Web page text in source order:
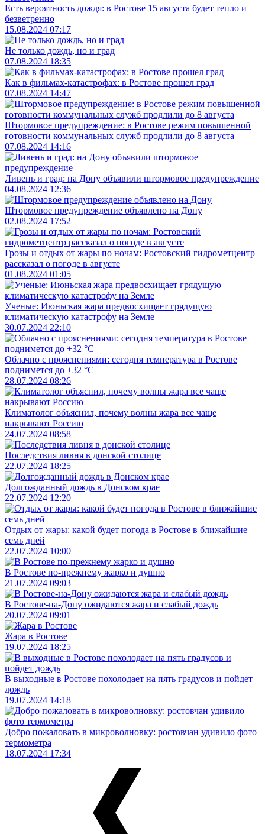
Есть вероятность дождя: в Ростове 15 августа будет тепло и
безветренно
15.08.2024 07:17
Не только дождь, но и град
07.08.2024 18:35
Как в фильмах-катастрофах: в Ростове прошел град
07.08.2024 14:47
Штормовое предупреждение: в Ростове режим повышенной
готовности коммунальных служб продлили до 8 августа
07.08.2024 14:16
Ливень и град: на Дону объявили штормовое предупреждение
04.08.2024 12:36
Штормовое предупреждение объявлено на Дону
02.08.2024 17:52
Грозы и отдых от жары по ночам: Ростовский гидрометцентр
рассказал о погоде в августе
01.08.2024 01:05
Ученые: Июньская жара предвосхищает грядущую
климатическую катастрофу на Земле
30.07.2024 22:10
Облачно с прояснениями: сегодня температура в Ростове
поднимется до +32 °C
28.07.2024 08:26
Климатолог объяснил, почему волны жара все чаще
накрывают Россию
24.07.2024 08:58
Последствия ливня в донской столице
22.07.2024 18:25
Долгожданный дождь в Донском крае
22.07.2024 12:20
Отдых от жары: какой будет погода в Ростове в ближайшие
семь дней
22.07.2024 10:00
В Ростове по-прежнему жарко и душно
21.07.2024 09:03
В Ростове-на-Дону ожидаются жара и слабый дождь
20.07.2024 09:01
Жара в Ростове
19.07.2024 18:25
В выходные в Ростове похолодает на пять градусов и пойдет
дождь
19.07.2024 14:18
Добро пожаловать в микроволновку: ростовчан удивило фото
термометра
18.07.2024 17:34